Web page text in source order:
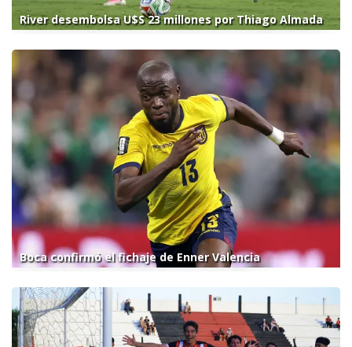
River desembolsa U$S 23 millones por Thiago Almada
Boca confirmó el fichaje de Enner Valencia